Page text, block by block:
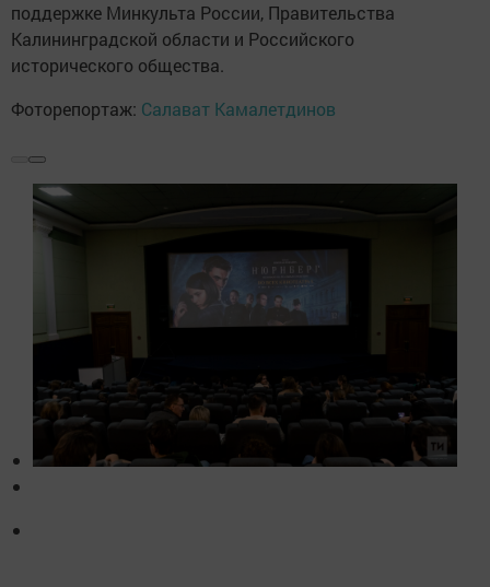
поддержке Минкульта России, Правительства
Калининградской области и Российского
исторического общества.
Фоторепортаж: Салават Камалетдинов